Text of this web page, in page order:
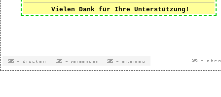
Vielen Dank für Ihre Unterstützung!